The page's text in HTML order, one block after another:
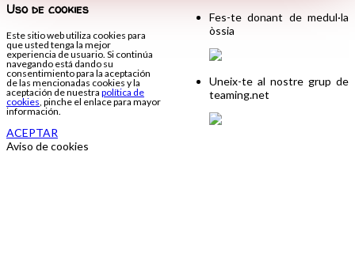
Fes-te donant de medul·la
òssia
Uneix-te al nostre grup de
teaming.net
Uso de cookies
Este sitio web utiliza cookies para
que usted tenga la mejor
experiencia de usuario. Si continúa
navegando está dando su
consentimiento para la aceptación
de las mencionadas cookies y la
aceptación de nuestra política de
cookies, pinche el enlace para mayor
información.
ACEPTAR
Aviso de cookies